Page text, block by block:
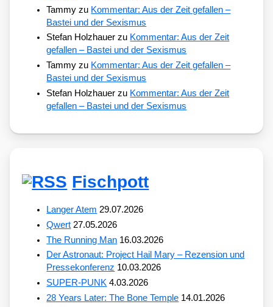
Tammy zu Kommentar: Aus der Zeit gefallen –
Bastei und der Sexismus
Stefan Holzhauer zu Kommentar: Aus der Zeit
gefallen – Bastei und der Sexismus
Tammy zu Kommentar: Aus der Zeit gefallen –
Bastei und der Sexismus
Stefan Holzhauer zu Kommentar: Aus der Zeit
gefallen – Bastei und der Sexismus
Fischpott
Langer Atem 29.07.2026
Qwert 27.05.2026
The Running Man 16.03.2026
Der Astronaut: Project Hail Mary – Rezension und
Pressekonferenz 10.03.2026
SUPER-PUNK 4.03.2026
28 Years Later: The Bone Temple 14.01.2026